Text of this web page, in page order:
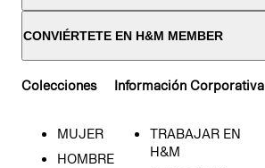
CONVIÉRTETE EN H&M MEMBER
Colecciones
MUJER
HOMBRE
Información Corporativa
TRABAJAR EN
H&M